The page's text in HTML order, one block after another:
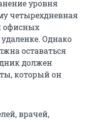
уровня
четырехдневная
офисных
Однако
оставаться
должен
который он
врачей,